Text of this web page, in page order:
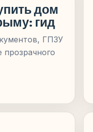
дом
гид
ГПЗУ